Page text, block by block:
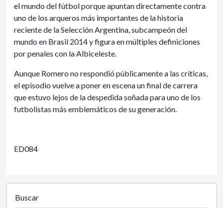
el mundo del fútbol porque apuntan directamente contra
uno de los arqueros más importantes de la historia
reciente de la Selección Argentina, subcampeón del
mundo en Brasil 2014 y figura en múltiples definiciones
por penales con la Albiceleste.
Aunque Romero no respondió públicamente a las críticas,
el episodio vuelve a poner en escena un final de carrera
que estuvo lejos de la despedida soñada para uno de los
futbolistas más emblemáticos de su generación.
ED084
Buscar